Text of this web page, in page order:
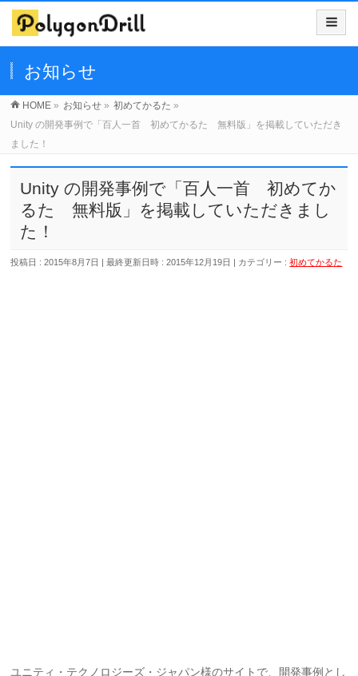
お知らせ
HOME » お知らせ » 初めてかるた »
Unity の開発事例で「百人一首 初めてかるた 無料版」を掲載していただき
ました！
Unity の開発事例で「百人一首 初めてか
るた 無料版」を掲載していただきまし
た！
投稿日 : 2015年8月7日 最終更新日時 : 2015年12月19日 カテゴリー :初めてかるた
ユニティ・テクノロジーズ・ジャパン様のサイトで、開発事例とし